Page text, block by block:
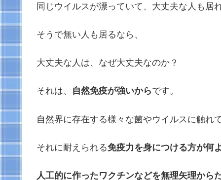
同じウイルスが漂っていて、大丈夫な人も居
そうで無い人も居るなら、
大丈夫な人は、なぜ大丈夫なのか？
それは、 自然免疫が強いからです。
自然界に存在する様々な菌やウイルスに触れ
それに耐えられる免疫力を身につける方が何
人工的に作ったワクチンなどを無理矢理から